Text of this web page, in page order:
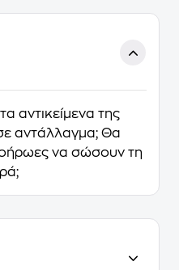
αντικείμενα της
σε αντάλλαγμα; Θα
να σώσουν τη